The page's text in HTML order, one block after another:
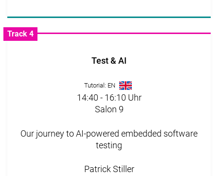
Test & AI
Tutorial: EN
14:40 - 16:10 Uhr
Salon 9
Our journey to AI-powered embedded software
testing
Patrick Stiller
Track 4